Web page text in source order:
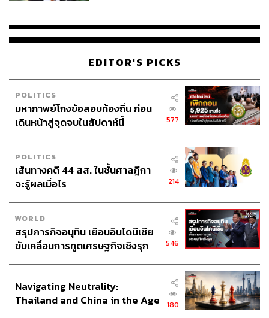
PINK PARK RUN 2025
เชิญชวนทุกคนมาวิ่งด้วยหัวใจ ภายใต้แนวคิด ‘ให้ทุกก้าวมี
ความหมาย’ เพราะนี่ไม่ใช่แค่การวิ่งแต่คือการส่งต่อพลังให้ผู้
หญิงอีกหลายคนได้มีบ้านหลังสุดท้ายที่อบอุ่น
รายได้จากกิจกรรมนี้จะถูกนำไปสมทบทุนสร้างและสนับสนุน
การดำเนินงาน ‘โครงการบ้านพิงพัก’ ศูนย์พักฟื้นและฟื้นฟู
สำหรับผู้ป่วยมะเร็งเต้านมระยะท้าย ที่ไร้ญาติ หรือขาด
โอกาสในการเข้าถึงการดูแลที่เหมาะสม
มาร่วมเปลี่ยนแรงวิ่งเป็นพลังใจเพื่อส่งต่อความหวังให้พวก
เธอไม่ต้องต่อสู้อย่างเดียวดาย
Where:STADIUM ONE (ซอยจุฬาลงกรณ์ 5, ถนน
บรรทัดทอง)
More Info:PINK PARK RUN
EDITOR'S PICKS
POLITICS
มหากาพย์โกงข้อสอบท้องถิ่น ก่อน
เดินหน้าสู่จุดจบในสัปดาห์นี้
577
POLITICS
เส้นทางคดี 44 สส. ในชั้นศาลฎีกา
จะรู้ผลเมื่อไร
214
WORLD
สรุปภารกิจอนุทิน เยือนอินโดนีเซีย
ขับเคลื่อนการทูตเศรษฐกิจเชิงรุก
546
Navigating Neutrality:
Thailand and China in the Age
180